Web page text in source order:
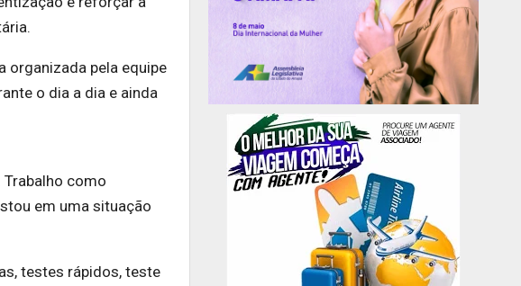
organizada pela equipe
o dia a dia e ainda
Trabalho como
em uma situação
testes rápidos, teste